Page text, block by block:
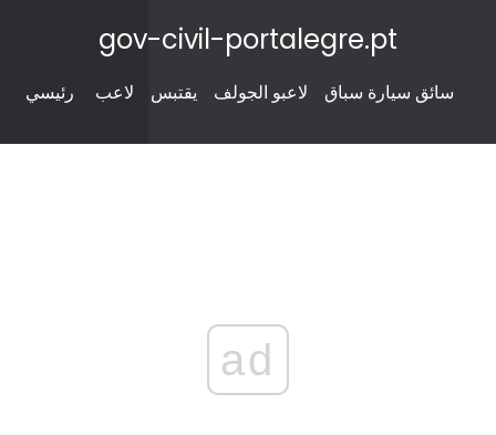
gov-civil-portalegre.pt
رئيسي لاعب يقتبس لاعبو الجولف سائق سيارة سباق
ad